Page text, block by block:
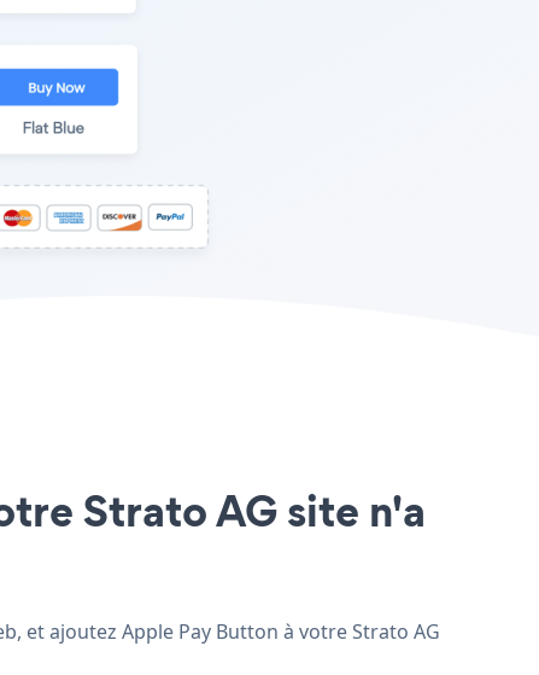
Strato AG site n'a
et ajoutez Apple Pay Button à votre Strato AG